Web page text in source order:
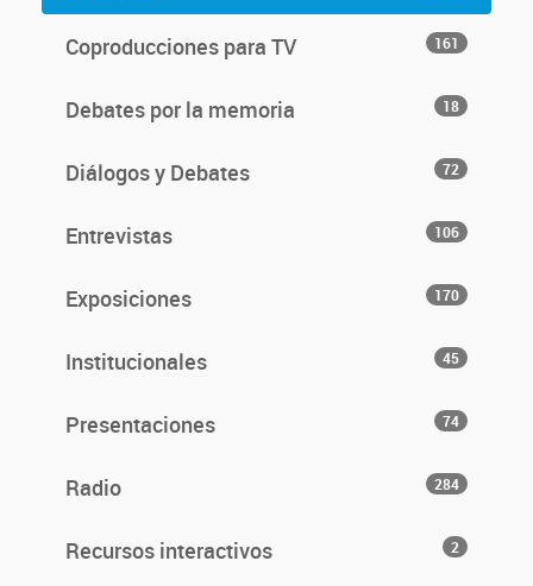
Coproducciones para TV 161
Debates por la memoria 18
Diálogos y Debates 72
Entrevistas 106
Exposiciones 170
Institucionales 45
Presentaciones 74
Radio 284
Recursos interactivos 2